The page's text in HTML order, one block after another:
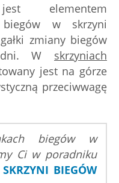
elementem
biegów w skrzyni
zmiany biegów
W skrzyniach
jest na górze
przeciwwagę
biegów w
Ci w poradniku
BIEGÓW